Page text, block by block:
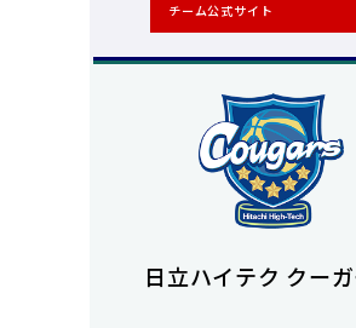
チーム公式サイト
日立ハイテク クー